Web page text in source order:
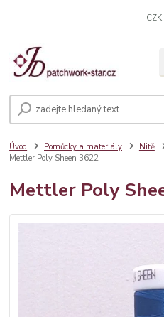
CZK
Úvod Pomůcky a materiály Nitě
Mettler Poly Sheen 3622
Mettler Poly